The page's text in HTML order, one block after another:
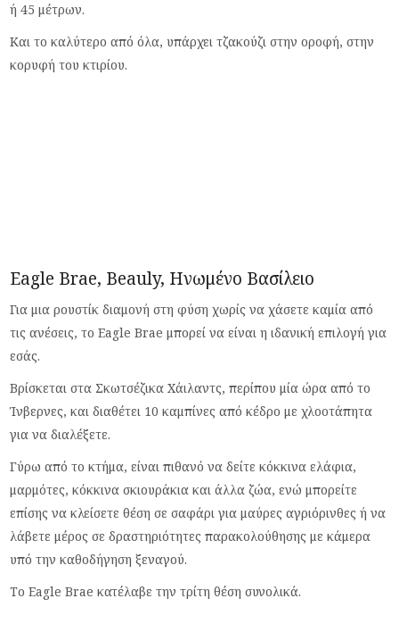
ή 45 μέτρων.
Και το καλύτερο από όλα, υπάρχει τζακούζι στην οροφή, στην
κορυφή του κτιρίου.
Eagle Brae, Beauly, Ηνωμένο Βασίλειο
Για μια ρουστίκ διαμονή στη φύση χωρίς να χάσετε καμία από
τις ανέσεις, το Eagle Brae μπορεί να είναι η ιδανική επιλογή για
εσάς.
Βρίσκεται στα Σκωτσέζικα Χάιλαντς, περίπου μία ώρα από το
Ίνβερνες, και διαθέτει 10 καμπίνες από κέδρο με χλοοτάπητα
για να διαλέξετε.
Γύρω από το κτήμα, είναι πιθανό να δείτε κόκκινα ελάφια,
μαρμότες, κόκκινα σκιουράκια και άλλα ζώα, ενώ μπορείτε
επίσης να κλείσετε θέση σε σαφάρι για μαύρες αγριόρινθες ή να
λάβετε μέρος σε δραστηριότητες παρακολούθησης με κάμερα
υπό την καθοδήγηση ξεναγού.
Το Eagle Brae κατέλαβε την τρίτη θέση συνολικά.